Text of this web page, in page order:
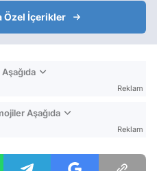
Özel İçerikler
Reklam
Aşağıda
Reklam